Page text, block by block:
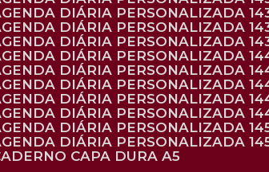
AGENDA DIÁRIA PERSONALIZADA
AGENDA DIÁRIA PERSONALIZADA
AGENDA DIÁRIA PERSONALIZADA
AGENDA DIÁRIA PERSONALIZADA
AGENDA DIÁRIA PERSONALIZADA
AGENDA DIÁRIA PERSONALIZADA
AGENDA DIÁRIA PERSONALIZADA
AGENDA DIÁRIA PERSONALIZADA
AGENDA DIÁRIA PERSONALIZADA
AGENDA DIÁRIA PERSONALIZADA
CADERNO CAPA DURA A5